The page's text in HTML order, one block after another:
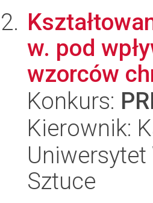
w. pod
wzorców
Konkurs:
Kierownik:
Uniwersytet
Sztuce